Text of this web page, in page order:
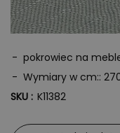
mógł długo
Proszę pamiętać,
powodu
Pokrowiec
pokrowiec na
Wymiary w cm::
SKU : K11382